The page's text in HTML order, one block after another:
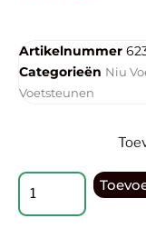
Artikelnummer
Categorieën Niu
Voetsteunen